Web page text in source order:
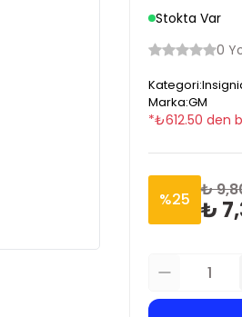
Stokta Var
0
Kategori:
Marka:GM
*₺612.50 den
%25 ₺
₺